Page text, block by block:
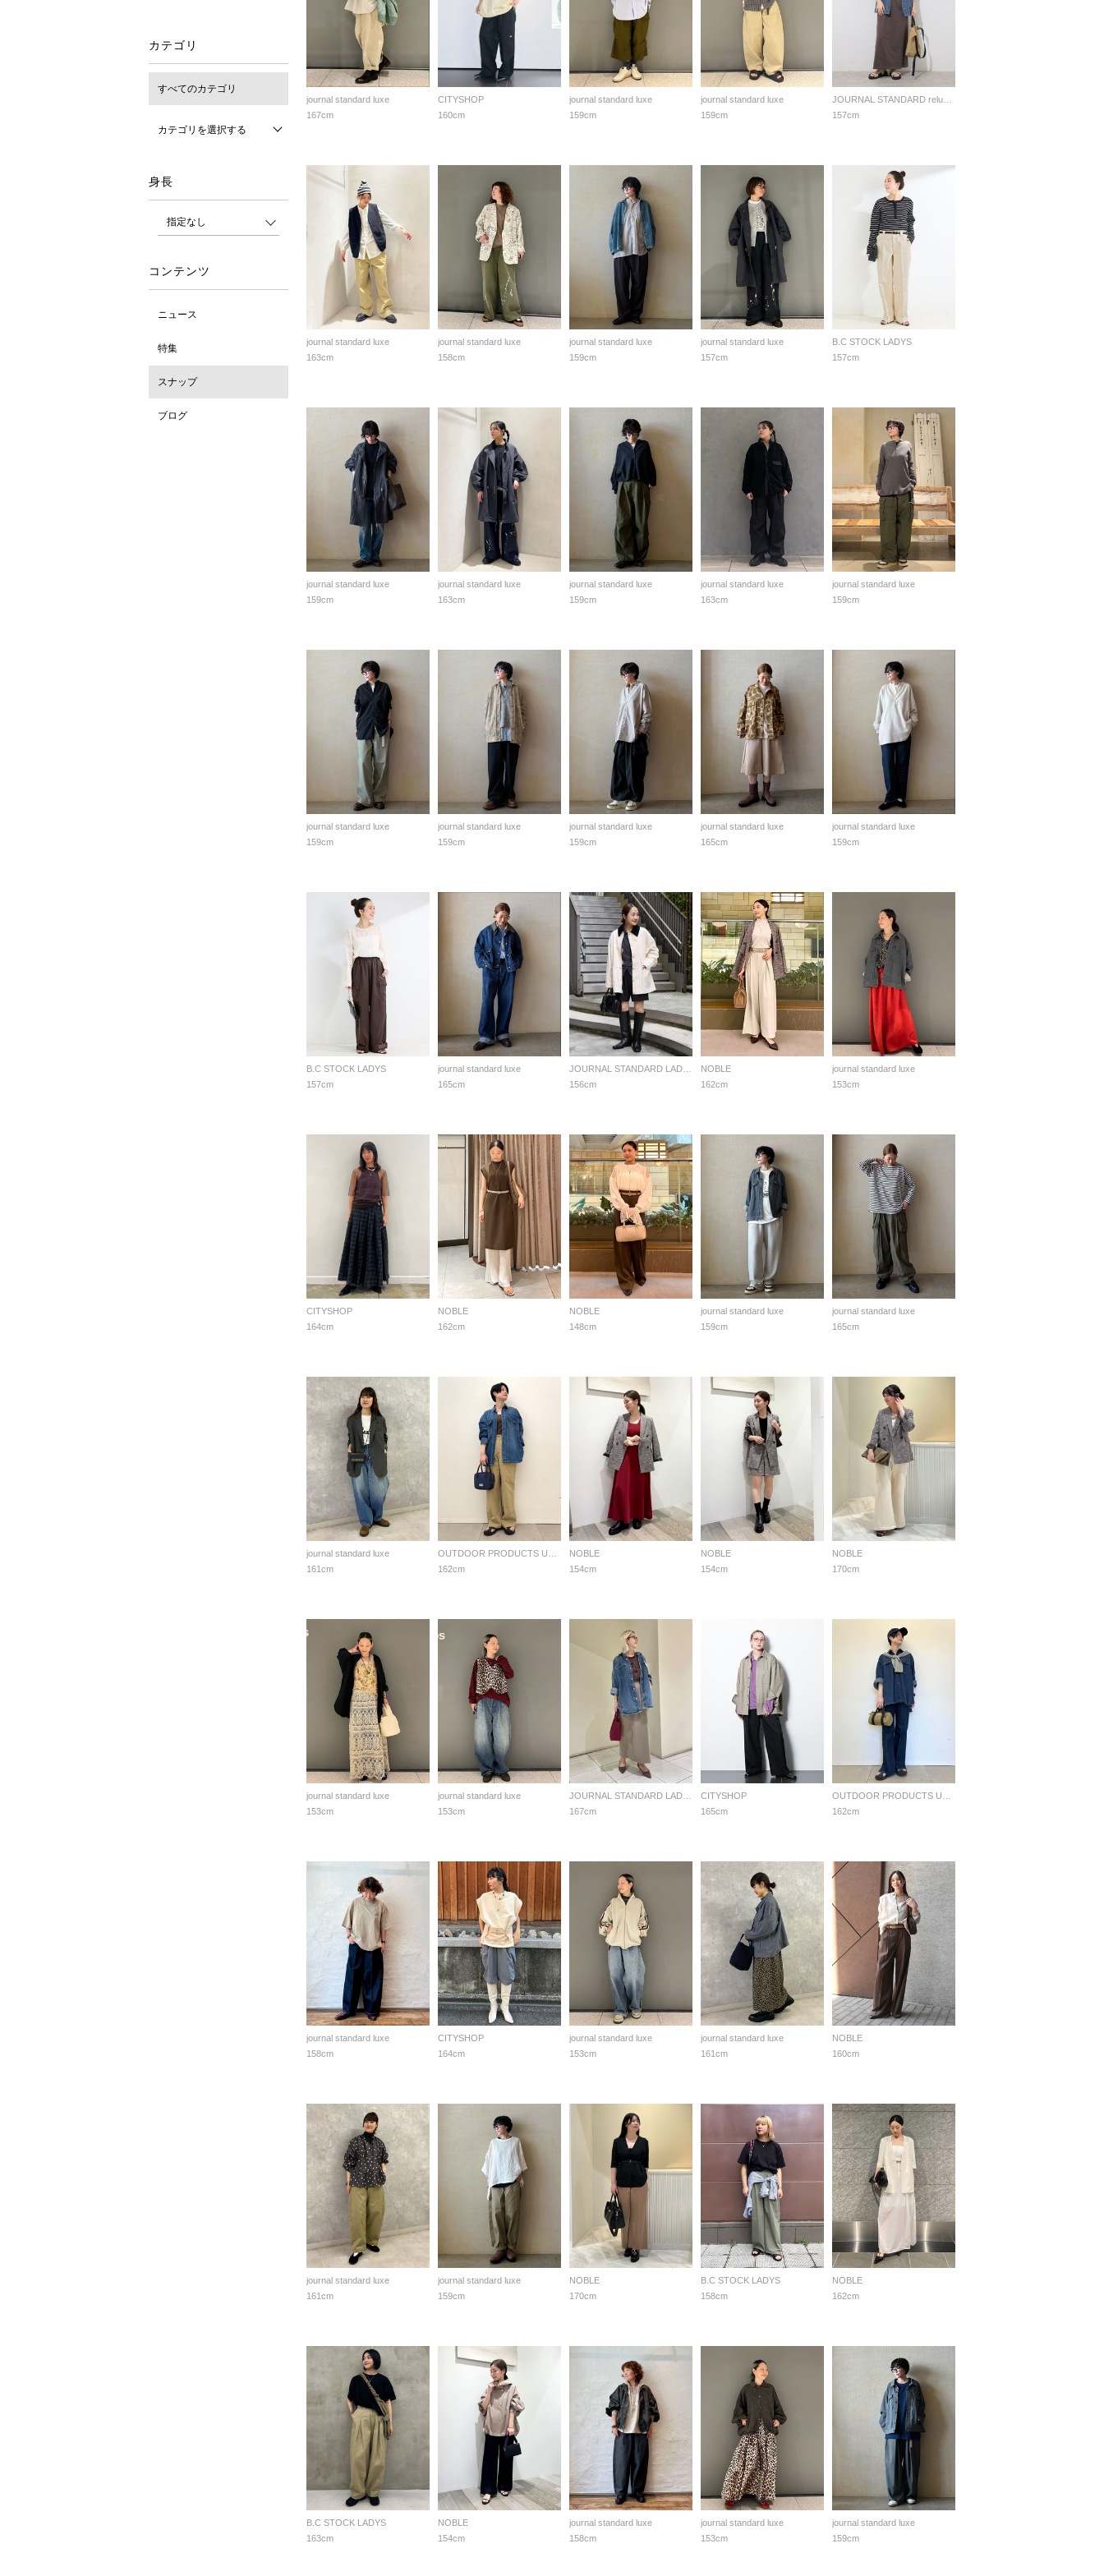
カテゴリ
すべてのカテゴリ
カテゴリを選択する
身長
コンテンツ
ニュース
特集
スナップ
ブログ
journal standard luxe
167cm
CITYSHOP
160cm
journal standard luxe
159cm
journal standard luxe
159cm
157cm
journal standard luxe
163cm
journal standard luxe
158cm
journal standard luxe
159cm
journal standard luxe
157cm
B.C STOCK LADYS
157cm
journal standard luxe
159cm
journal standard luxe
163cm
journal standard luxe
159cm
journal standard luxe
163cm
journal standard luxe
159cm
journal standard luxe
159cm
journal standard luxe
159cm
journal standard luxe
159cm
journal standard luxe
165cm
journal standard luxe
159cm
B.C STOCK LADYS
157cm
journal standard luxe
165cm
156cm
NOBLE
162cm
journal standard luxe
153cm
CITYSHOP
164cm
NOBLE
162cm
NOBLE
148cm
journal standard luxe
159cm
journal standard luxe
165cm
journal standard luxe
161cm
162cm
NOBLE
154cm
NOBLE
154cm
NOBLE
170cm
journal standard luxe
153cm
journal standard luxe
153cm
167cm
CITYSHOP
165cm
162cm
journal standard luxe
158cm
CITYSHOP
164cm
journal standard luxe
153cm
journal standard luxe
161cm
NOBLE
160cm
journal standard luxe
161cm
journal standard luxe
159cm
NOBLE
170cm
B.C STOCK LADYS
158cm
NOBLE
162cm
B.C STOCK LADYS
163cm
NOBLE
154cm
journal standard luxe
158cm
journal standard luxe
153cm
journal standard luxe
159cm